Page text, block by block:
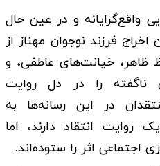
واقع‌گرایانه و در عین حال
فرزند نوجوان مهناز از
ظاهر، خیانت‌های عاطفی، و
ناگفته را در دل روایت
در این رسانه‌ها به
روایت انتقاد دارند، اما
اجتماعی اثر را ستوده‌اند.